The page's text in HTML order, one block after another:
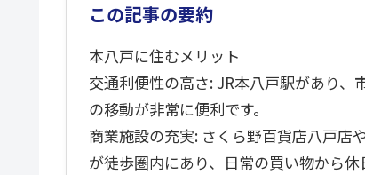
この記事の要約
本八戸に住むメリット
交通利便性の高さ: JR本八戸駅があり
の移動が非常に便利です。
商業施設の充実: さくら野百貨店八戸店
が徒歩圏内にあり、日常の買い物から休